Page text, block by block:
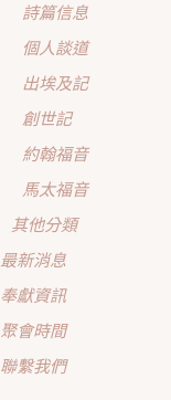
詩篇信息
個人談道
出埃及記
創世記
約翰福音
馬太福音
其他分類
最新消息
奉獻資訊
聚會時間
聯繫我們